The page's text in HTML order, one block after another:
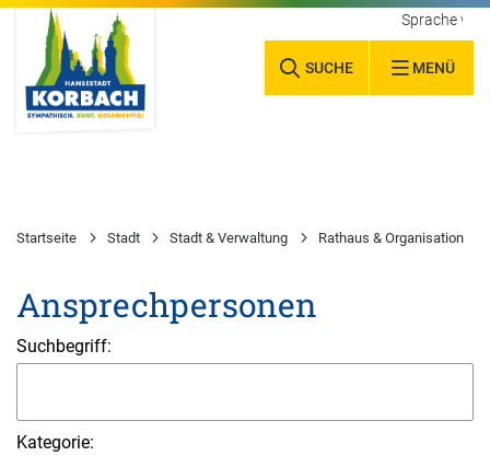
SUCHE MENÜ
Sprache
Startseite Stadt Stadt & Verwaltung Rathaus & Organisation
Ansprechpersonen
Suchbegriff:
Kategorie: